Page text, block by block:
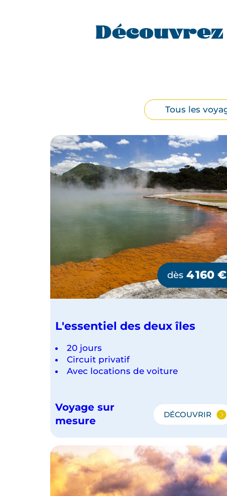
Tous les
dès 4 160€
L'essentiel des deux îles
20 jours
Circuit privatif
Avec locations de voiture
Voyage sur
mesure
DÉCOUVRIR
DEUX
ÎLES